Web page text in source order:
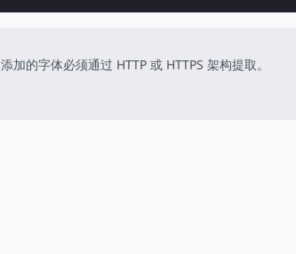
添加的字体必须通过 HTTP 或 HTTPS 架构提取。